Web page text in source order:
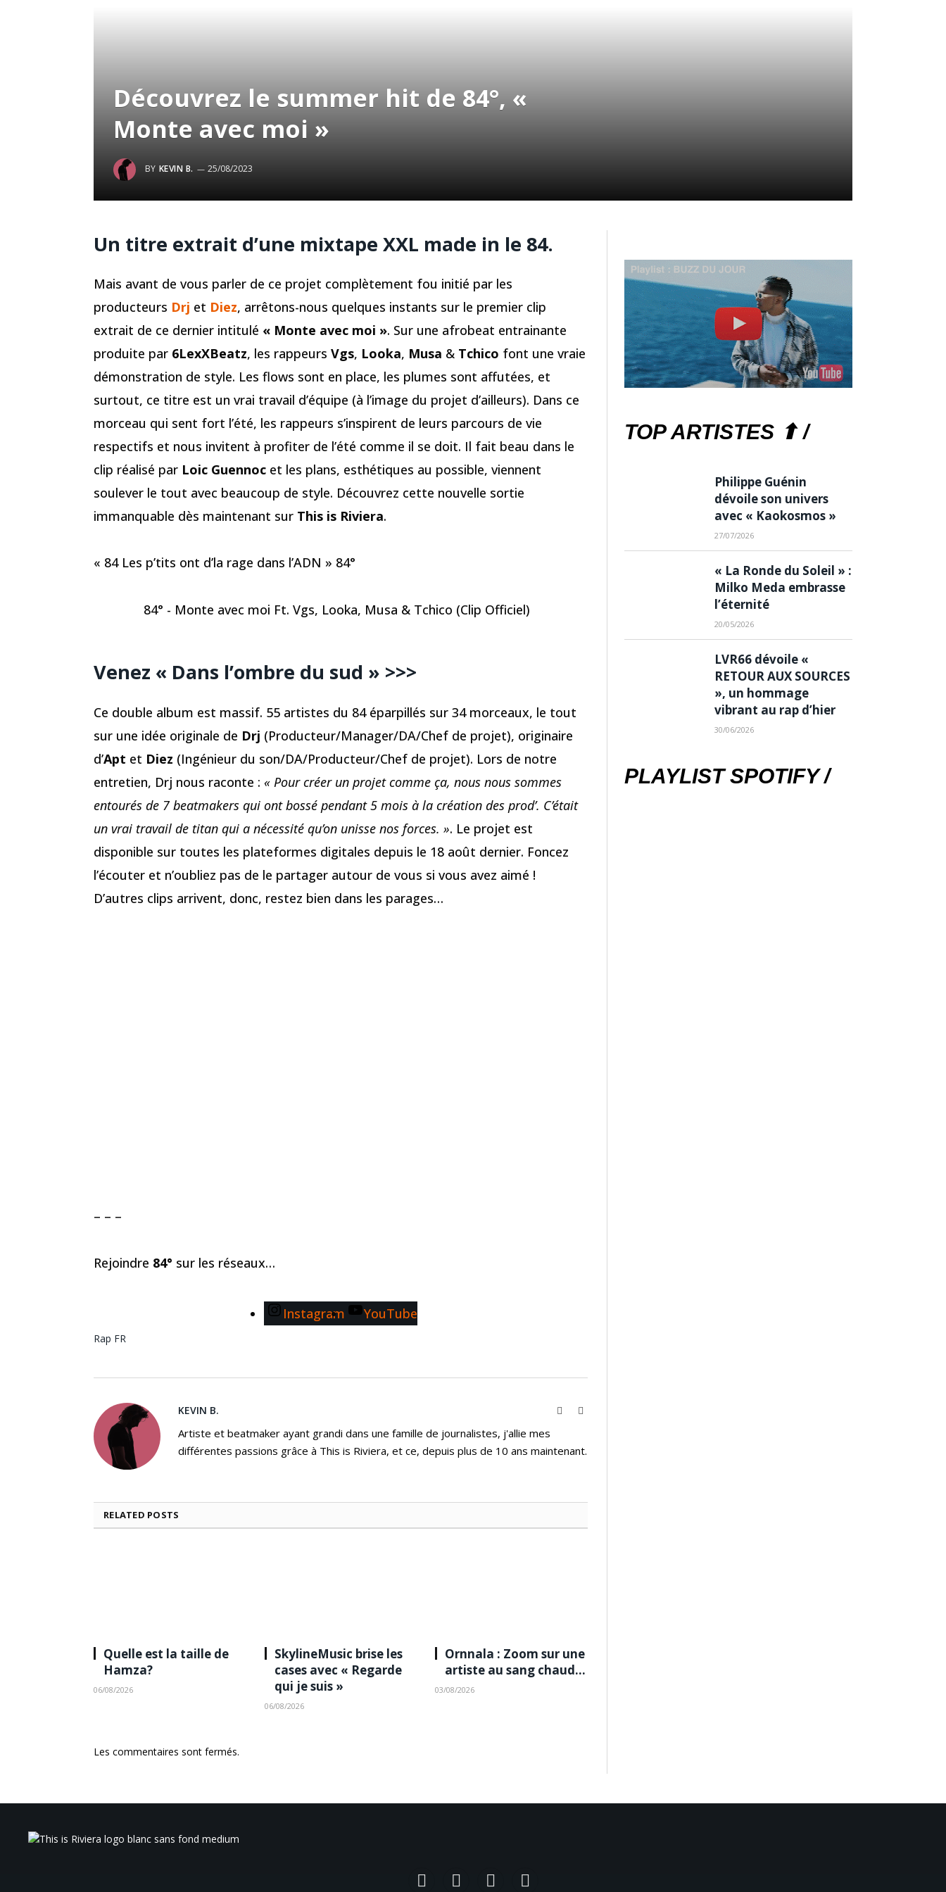
Découvrez le summer hit de 84°, «
Monte avec moi »
BY KEVIN B. 25/08/2023
Un titre extrait d’une mixtape XXL made in le 84.
Mais avant de vous parler de ce projet complètement fou initié par les
producteurs Drj et Diez, arrêtons-nous quelques instants sur le premier clip
extrait de ce dernier intitulé « Monte avec moi ». Sur une afrobeat entrainante
produite par 6LexXBeatz, les rappeurs Vgs, Looka, Musa & Tchico font une vraie
démonstration de style. Les flows sont en place, les plumes sont affutées, et
surtout, ce titre est un vrai travail d’équipe (à l’image du projet d’ailleurs). Dans ce
morceau qui sent fort l’été, les rappeurs s’inspirent de leurs parcours de vie
respectifs et nous invitent à profiter de l’été comme il se doit. Il fait beau dans le
clip réalisé par Loic Guennoc et les plans, esthétiques au possible, viennent
soulever le tout avec beaucoup de style. Découvrez cette nouvelle sortie
immanquable dès maintenant sur This is Riviera.
« 84 Les p’tits ont d’la rage dans l’ADN » 84°
84° - Monte avec moi Ft. Vgs, Looka, Musa & Tchico (Clip Officiel)
Venez « Dans l’ombre du sud » >>>
Ce double album est massif. 55 artistes du 84 éparpillés sur 34 morceaux, le tout
sur une idée originale de Drj (Producteur/Manager/DA/Chef de projet), originaire
d’Apt et Diez (Ingénieur du son/DA/Producteur/Chef de projet). Lors de notre
entretien, Drj nous raconte : « Pour créer un projet comme ça, nous nous sommes
entourés de 7 beatmakers qui ont bossé pendant 5 mois à la création des prod’. C’était
un vrai travail de titan qui a nécessité qu’on unisse nos forces. ». Le projet est
disponible sur toutes les plateformes digitales depuis le 18 août dernier. Foncez
l’écouter et n’oubliez pas de le partager autour de vous si vous avez aimé !
D’autres clips arrivent, donc, restez bien dans les parages…
– – –
Rejoindre 84° sur les réseaux…
Instagram YouTube
Rap FR
KEVIN B. Website
Artiste et beatmaker ayant grandi dans une famille de journalistes, j'allie mes
différentes passions grâce à This is Riviera, et ce, depuis plus de 10 ans maintenant.
RELATED POSTS
Quelle est la taille de
Hamza?
06/08/2026
SkylineMusic brise les
cases avec « Regarde
qui je suis »
06/08/2026
Ornnala : Zoom sur une
artiste au sang chaud…
03/08/2026
Les commentaires sont fermés.
TOP ARTISTES ⬆ /
Philippe Guénin
dévoile son univers
avec « Kaokosmos »
27/07/2026
« La Ronde du Soleil » :
Milko Meda embrasse
l’éternité
20/05/2026
LVR66 dévoile «
RETOUR AUX SOURCES
», un hommage
vibrant au rap d’hier
30/06/2026
PLAYLIST SPOTIFY /
FacebookInstagramTikTok YouTube